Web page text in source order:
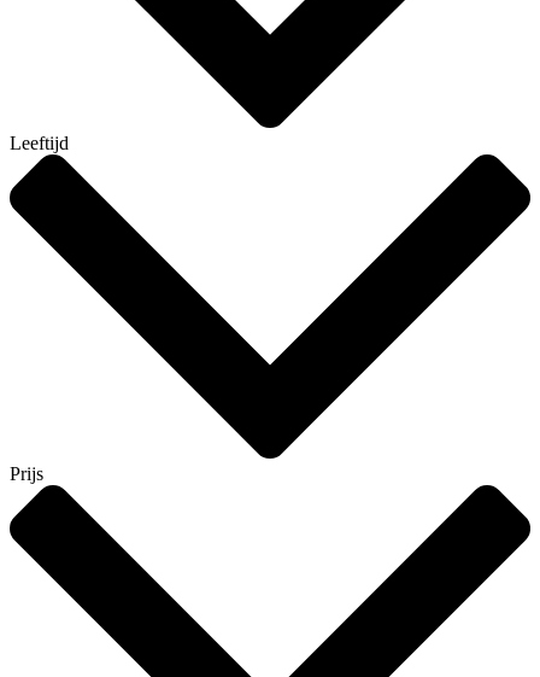
Leeftijd
Prijs